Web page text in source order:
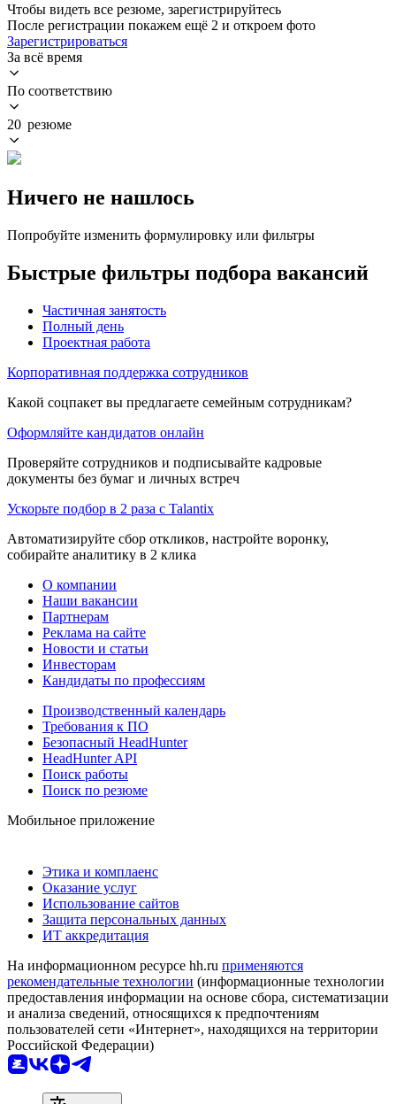
Чтобы видеть все резюме, зарегистрируйтесь
После регистрации покажем ещё 2 и откроем фото
Зарегистрироваться
За всё время
По соответствию
20 резюме
Ничего не нашлось
Попробуйте изменить формулировку или фильтры
Быстрые фильтры подбора вакансий
Частичная занятость
Полный день
Проектная работа
Корпоративная поддержка сотрудников
Какой соцпакет вы предлагаете семейным сотрудникам?
Оформляйте кандидатов онлайн
Проверяйте сотрудников и подписывайте кадровые
документы без бумаг и личных встреч
Ускорьте подбор в 2 раза с Talantix
Автоматизируйте сбор откликов, настройте воронку,
собирайте аналитику в 2 клика
О компании
Наши вакансии
Партнерам
Реклама на сайте
Новости и статьи
Инвесторам
Кандидаты по профессиям
Производственный календарь
Требования к ПО
Безопасный HeadHunter
HeadHunter API
Поиск работы
Поиск по резюме
Мобильное приложение
Этика и комплаенс
Оказание услуг
Использование сайтов
Защита персональных данных
ИТ аккредитация
На информационном ресурсе hh.ru применяются
рекомендательные технологии (информационные технологии
предоставления информации на основе сбора, систематизации
и анализа сведений, относящихся к предпочтениям
пользователей сети «Интернет», находящихся на территории
Российской Федерации)